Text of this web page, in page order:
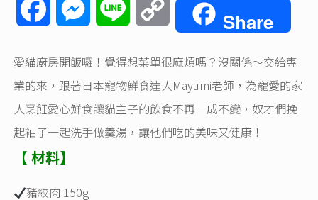
FacebookMessenger
Line
Copy
Share
愛貓廚房開飯囉！覺得想菜單很麻煩嗎？沒關係～交給專
業的來，跟著日本寵物鮮食達人Mayumi老師，為寵愛的家
人烹飪愛心鮮食讓貓主子的飲食不再一成不變，奴才們挽
起袖子一起洗手做羹湯，讓他們吃的美味又健康！
【 材料】
豬絞肉 150g